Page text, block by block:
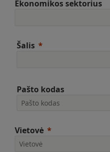
Ekonomikos sektorius
Šalis
Pašto kodas
Vietovė